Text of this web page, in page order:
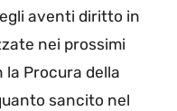
aventi diritto in
nei prossimi
Procura della
sancito nel